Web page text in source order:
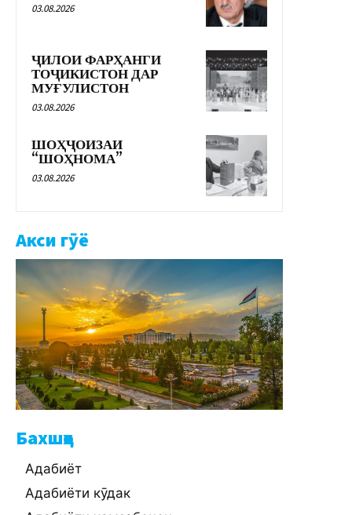
03.08.2026
ҶИЛОИ ФАРҲАНГИ
ТОҶИКИСТОН ДАР
МУҒУЛИСТОН
03.08.2026
ШОҲҶОИЗАИ
“ШОҲНОМА”
03.08.2026
Акси гӯё
Бахшҳо
Адабиёт
Адабиёти кӯдак